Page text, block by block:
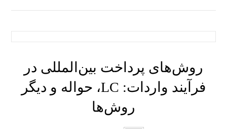
روش‌های پرداخت بین‌المللی در
فرآیند واردات: LC، حواله و دیگر
روش‌ها